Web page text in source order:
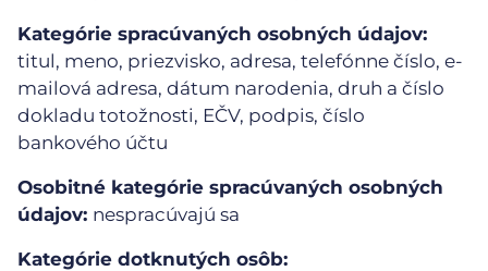
Kategórie spracúvaných osobných údajov:
titul, meno, priezvisko, adresa, telefónne číslo, e-
mailová adresa, dátum narodenia, druh a číslo
dokladu totožnosti, EČV, podpis, číslo
bankového účtu
Osobitné kategórie spracúvaných osobných
údajov: nespracúvajú sa
Kategórie dotknutých osôb: